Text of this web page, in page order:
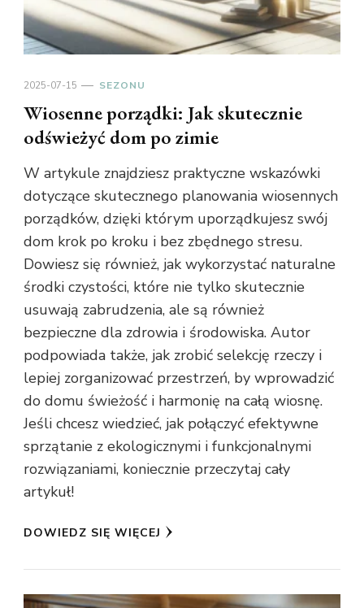
2025-07-15 SEZONU
Wiosenne porządki: Jak skutecznie
odświeżyć dom po zimie
W artykule znajdziesz praktyczne wskazówki
dotyczące skutecznego planowania wiosennych
porządków, dzięki którym uporządkujesz swój
dom krok po kroku i bez zbędnego stresu.
Dowiesz się również, jak wykorzystać naturalne
środki czystości, które nie tylko skutecznie
usuwają zabrudzenia, ale są również
bezpieczne dla zdrowia i środowiska. Autor
podpowiada także, jak zrobić selekcję rzeczy i
lepiej zorganizować przestrzeń, by wprowadzić
do domu świeżość i harmonię na całą wiosnę.
Jeśli chcesz wiedzieć, jak połączyć efektywne
sprzątanie z ekologicznymi i funkcjonalnymi
rozwiązaniami, koniecznie przeczytaj cały
artykuł!
DOWIEDZ SIĘ WIĘCEJ